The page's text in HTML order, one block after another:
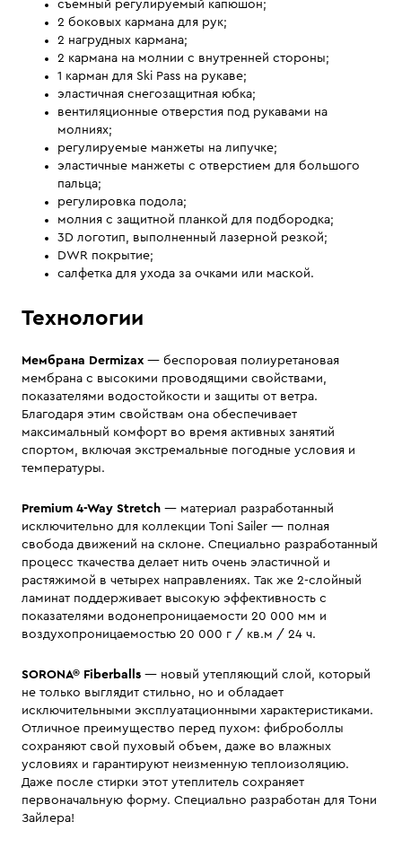
cъёмный регулируемый капюшон;
2 боковых кармана для рук;
2 нагрудных кармана;
2 кармана на молнии с внутренней стороны;
1 карман для Ski Pass на рукаве;
эластичная снегозащитная юбка;
вентиляционные отверстия под рукавами на
молниях;
регулируемые манжеты на липучке;
эластичные манжеты с отверстием для большого
пальца;
регулировка подола;
молния с защитной планкой для подбородка;
3D логотип, выполненный лазерной резкой;
DWR покрытие;
салфетка для ухода за очками или маской.
Технологии
Мембрана Dermizax — беспоровая полиуретановая
мембрана с высокими проводящими свойствами,
показателями водостойкости и защиты от ветра.
Благодаря этим свойствам она обеспечивает
максимальный комфорт во время активных занятий
спортом, включая экстремальные погодные условия и
температуры.
Premium 4-Way Stretch — материал разработанный
исключительно для коллекции Toni Sailer — полная
свобода движений на склоне. Специально разработанный
процесс ткачества делает нить очень эластичной и
растяжимой в четырех направлениях. Так же 2-слойный
ламинат поддерживает высокую эффективность с
показателями водонепроницаемости 20 000 мм и
воздухопроницаемостью 20 000 г / кв.м / 24 ч.
SORONA® Fiberballs — новый утепляющий слой, который
не только выглядит стильно, но и обладает
исключительными эксплуатационными характеристиками.
Отличное преимущество перед пухом: фиброболлы
сохраняют свой пуховый объем, даже во влажных
условиях и гарантируют неизменную теплоизоляцию.
Даже после стирки этот утеплитель сохраняет
первоначальную форму. Специально разработан для Тони
Зайлера!